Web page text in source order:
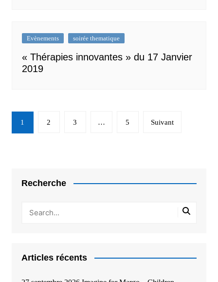
Evènements soirée thematique
« Thérapies innovantes » du 17 Janvier
2019
Navigation
des
1 2 3 … 5 Suivant
Recherche
Articles récents